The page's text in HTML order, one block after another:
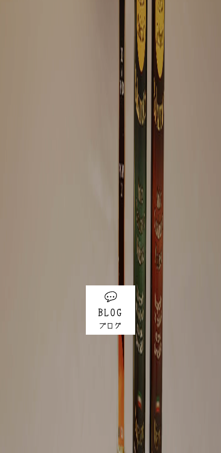
BLOG
ブログ